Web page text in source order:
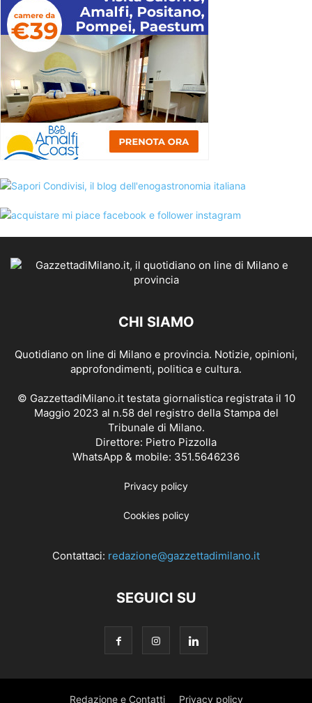
CHI SIAMO
Quotidiano on line di Milano e provincia. Notizie, opinioni,
approfondimenti, politica e cultura.
© GazzettadiMilano.it testata giornalistica registrata il 10
Maggio 2023 al n.58 del registro della Stampa del
Tribunale di Milano.
Direttore: Pietro Pizzolla
WhatsApp & mobile: 351.5646236
Privacy policy
Cookies policy
Contattaci: redazione@gazzettadimilano.it
SEGUICI SU
Redazione e Contatti Privacy policy